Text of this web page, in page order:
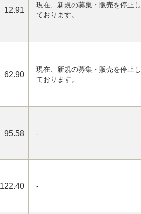
12.91
現在、新規の募集・販売を停止し
ております。
62.90
現在、新規の募集・販売を停止し
ております。
95.58 -
122.40 -